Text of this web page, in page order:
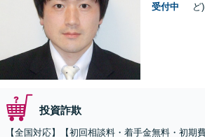
受付中
ど
投資詐欺
【全国対応】【初回相談料・着手金無料・初期